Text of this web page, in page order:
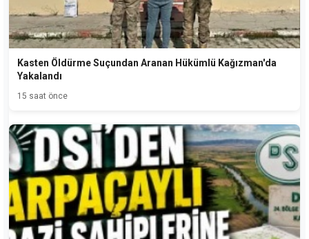
Kasten Öldürme Suçundan Aranan Hükümlü Kağızman'da
Yakalandı
15 saat önce